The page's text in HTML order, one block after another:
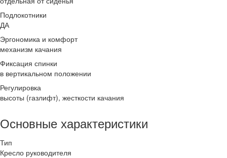
Подлокотники
ДА
Эргономика и комфорт
механизм качания
Фиксация спинки
в вертикальном положении
Регулировка
высоты (газлифт), жесткости качания
Основные характеристики
Тип
Кресло руководителя